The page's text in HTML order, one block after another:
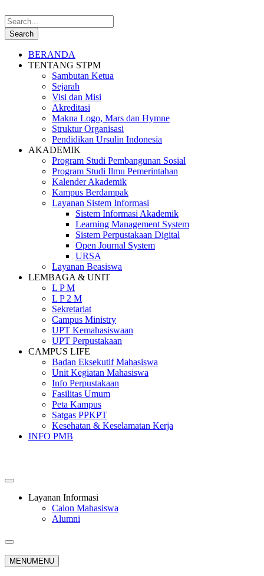
BERANDA
TENTANG STPM
Sambutan Ketua
Sejarah
Visi dan Misi
Akreditasi
Makna Logo, Mars dan Hymne
Struktur Organisasi
Pendidikan Ursulin Indonesia
AKADEMIK
Program Studi Pembangunan Sosial
Program Studi Ilmu Pemerintahan
Kalender Akademik
Kampus Berdampak
Layanan Sistem Informasi
Sistem Informasi Akademik
Learning Management System
Sistem Perpustakaan Digital
Open Journal System
URSA
Layanan Beasiswa
LEMBAGA & UNIT
L P M
L P 2 M
Sekretariat
Campus Ministry
UPT Kemahasiswaan
UPT Perpustakaan
CAMPUS LIFE
Badan Eksekutif Mahasiswa
Unit Kegiatan Mahasiswa
Info Perpustakaan
Fasilitas Umum
Peta Kampus
Satgas PPKPT
Kesehatan & Keselamatan Kerja
INFO PMB
Layanan Informasi
Calon Mahasiswa
Alumni
MENUMENU